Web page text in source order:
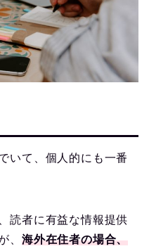
いて、個人的にも一番
読者に有益な情報提供
、 海外在住者の場合、